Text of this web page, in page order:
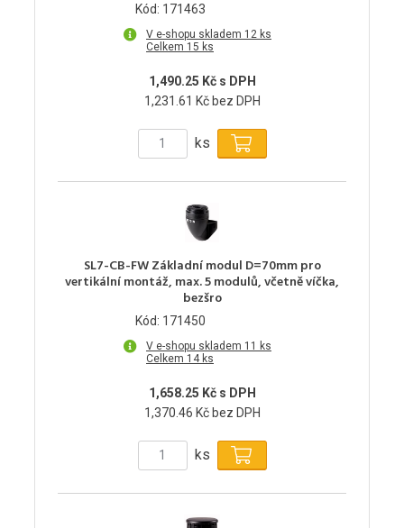
Kód: 171463
V e-shopu skladem 12 ks
Celkem 15 ks
1,490.25 Kč s DPH
1,231.61 Kč bez DPH
ks
SL7-CB-FW Základní modul D=70mm pro
vertikální montáž, max. 5 modulů, včetně víčka,
bezšro
Kód: 171450
V e-shopu skladem 11 ks
Celkem 14 ks
1,658.25 Kč s DPH
1,370.46 Kč bez DPH
ks